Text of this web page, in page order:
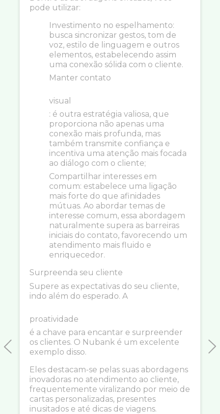
Previous
pode utilizar:
Investimento no espelhamento:
busca sincronizar gestos, tom de
voz, estilo de linguagem e outros
elementos, estabelecendo assim
uma conexão sólida com o cliente.
Manter contato
visual
: é outra estratégia valiosa, que
proporciona não apenas uma
conexão mais profunda, mas
também transmite confiança e
incentiva uma atenção mais focada
ao diálogo com o cliente;
Compartilhar interesses em
comum: estabelece uma ligação
mais forte do que afinidades
mútuas. Ao abordar temas de
interesse comum, essa abordagem
naturalmente supera as barreiras
iniciais do contato, favorecendo um
atendimento mais fluido e
enriquecedor.
Surpreenda seu cliente
Supere as expectativas do seu cliente,
indo além do esperado. A
proatividade
é a chave para encantar e surpreender
os clientes. O Nubank é um excelente
exemplo disso.
Eles destacam-se pelas suas abordagens
inovadoras no atendimento ao cliente,
frequentemente viralizando por meio de
cartas personalizadas, presentes
inusitados e até dicas de viagens.